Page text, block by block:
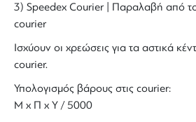
3) Speedex Courier | Παραλαβή από
courier
Ισχύουν οι χρεώσεις για τα αστικά
courier.
Υπολογισμός βάρους στις courier:
Μ x Π x Y / 5000